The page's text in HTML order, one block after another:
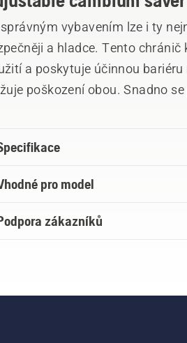
vybavením lze i ty
a hladce. Tento
a poskytuje účinnou
poškození obou. Snadno
pro model
zákazníků